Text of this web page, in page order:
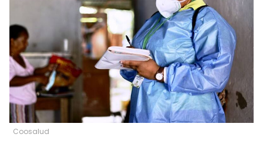
Coosalud